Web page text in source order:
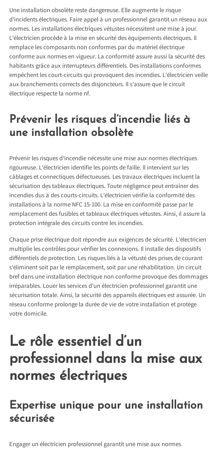
Une installation obsolète reste dangereuse. Elle augmente le risque
d’incidents électriques. Faire appel à un professionnel garantit un réseau aux
normes. Les installations électriques vétustes nécessitent une mise à jour.
L’électricien procède à la mise en sécurité des équipements électriques. Il
remplace les composants non conformes par du matériel électrique
conforme aux normes en vigueur. La conformité assure aussi la sécurité des
habitants grâce aux interrupteurs différentiels. Des installations conformes
empêchent les court-circuits qui provoquent des incendies. L’électricien veille
aux branchements corrects des disjoncteurs. Il s’assure que le circuit
électrique respecte la norme nf.
Prévenir les risques d’incendie liés à
une installation obsolète
Prévenir les risques d’incendie nécessite une mise aux normes électriques
rigoureuse. L’électricien identifie les points de faille. Il intervient sur les
câblages et connectiques défectueuses. Les travaux électriques incluent la
sécurisation des tableaux électriques. Toute négligence peut entraîner des
incendies dus à des courts-circuits. L’électricien vérifie la conformité des
installations à la norme NFC 15-100. La mise en conformité passe par le
remplacement des fusibles et tableaux électriques vétustes. Ainsi, il assure la
protection intégrale des circuits contre les incendies.
Chaque prise électrique doit répondre aux exigences de sécurité. L’électricien
multiplie les contrôles pour vérifier les connexions. Il installe des dispositifs
différentiels de protection. Les risques liés à la vétusté des prises de courant
s’éliminent soit par le remplacement, soit par une réhabilitation. Un circuit
bref dans une installation électrique non conforme provoque des dommages
irréparables. Louer les services d’un électricien professionnel garantit une
sécurisation totale. Ainsi, la sécurité des appareils électriques est assurée. Un
réseau conforme prolonge la durée de vie de votre installation et protège
votre domicile.
Le rôle essentiel d’un
professionnel dans la mise aux
normes électriques
Expertise unique pour une installation
sécurisée
Engager un électricien professionnel garantit une mise aux normes